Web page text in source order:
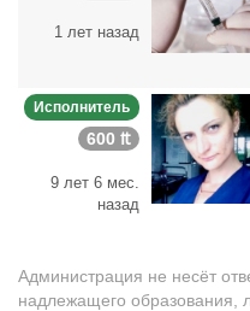
1 лет назад
Исполнитель
600 ₶
9 лет 6 мес.
назад
Администрация не несёт
надлежащего образования,